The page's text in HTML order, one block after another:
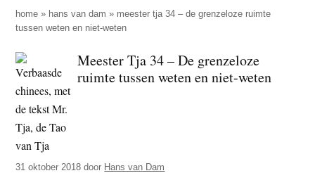
p
d
e
z
e
s
i
t
e
i
n
e
n
d
e
z
e
s
home » hans van dam » meester tja 34 – de grenzeloze ruimte
tussen weten en niet-weten
Meester Tja 34 – De grenzeloze
ruimte tussen weten en niet-weten
31 oktober 2018 door Hans van Dam